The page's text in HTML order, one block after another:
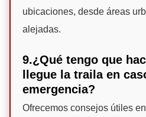
ubicaciones, desde áreas
alejadas.
9.¿Qué tengo que
llegue la traila en
emergencia?
Ofrecemos consejos útiles